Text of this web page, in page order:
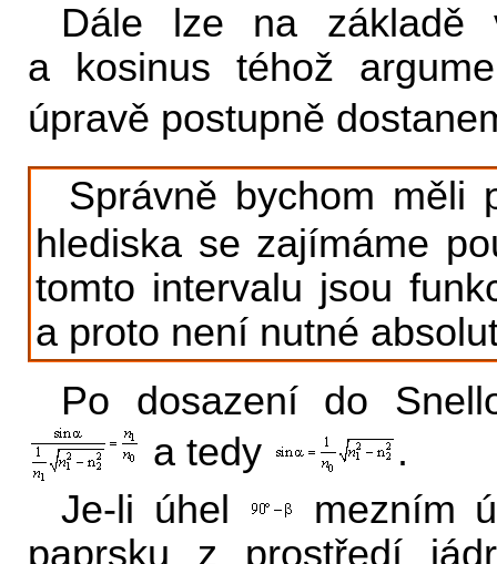
Dále lze na základě
a kosinus téhož
úpravě postupně
Správně bychom měli
hlediska se zajímáme
tomto intervalu jsou
a proto není nutné
Po dosazení do
a tedy
.
Je-li úhel
mezním
paprsku z prostředí